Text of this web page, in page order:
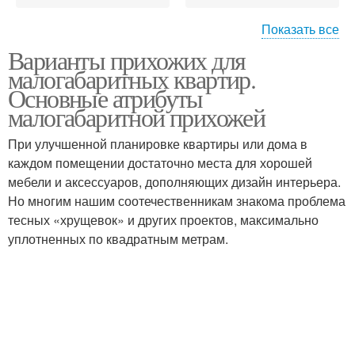
Прихожие со шкафом
Показать все
Варианты прихожих для
малогабаритных квартир.
Основные атрибуты
малогабаритной прихожей
При улучшенной планировке квартиры или дома в
каждом помещении достаточно места для хорошей
мебели и аксессуаров, дополняющих дизайн интерьера.
Но многим нашим соотечественникам знакома проблема
тесных «хрущевок» и других проектов, максимально
уплотненных по квадратным метрам.